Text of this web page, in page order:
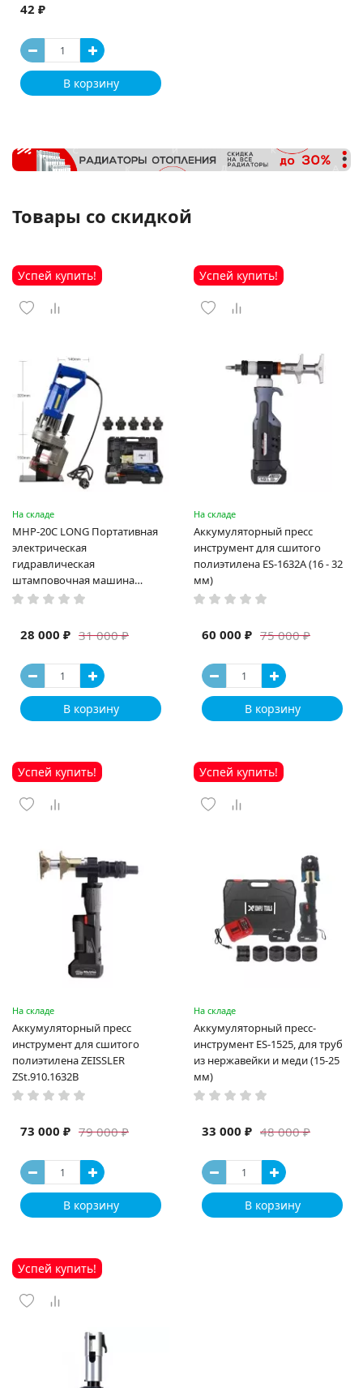
42 ₽
В корзину
Товары со скидкой
Успей купить!
На складе
MHP-20C LONG Портативная
электрическая
гидравлическая
штамповочная машина
высокая мощность и мощный
машина
31 000 ₽
28 000 ₽
В корзину
Успей купить!
На складе
Аккумуляторный пресс
инструмент для сшитого
полиэтилена ES-1632A (16 - 32
мм)
75 000 ₽
60 000 ₽
В корзину
Успей купить!
На складе
Аккумуляторный пресс
инструмент для сшитого
полиэтилена ZEISSLER
ZSt.910.1632B
79 000 ₽
73 000 ₽
В корзину
Успей купить!
На складе
Аккумуляторный пресс-
инструмент ES-1525, для труб
из нержавейки и меди (15-25
мм)
48 000 ₽
33 000 ₽
В корзину
Успей купить!